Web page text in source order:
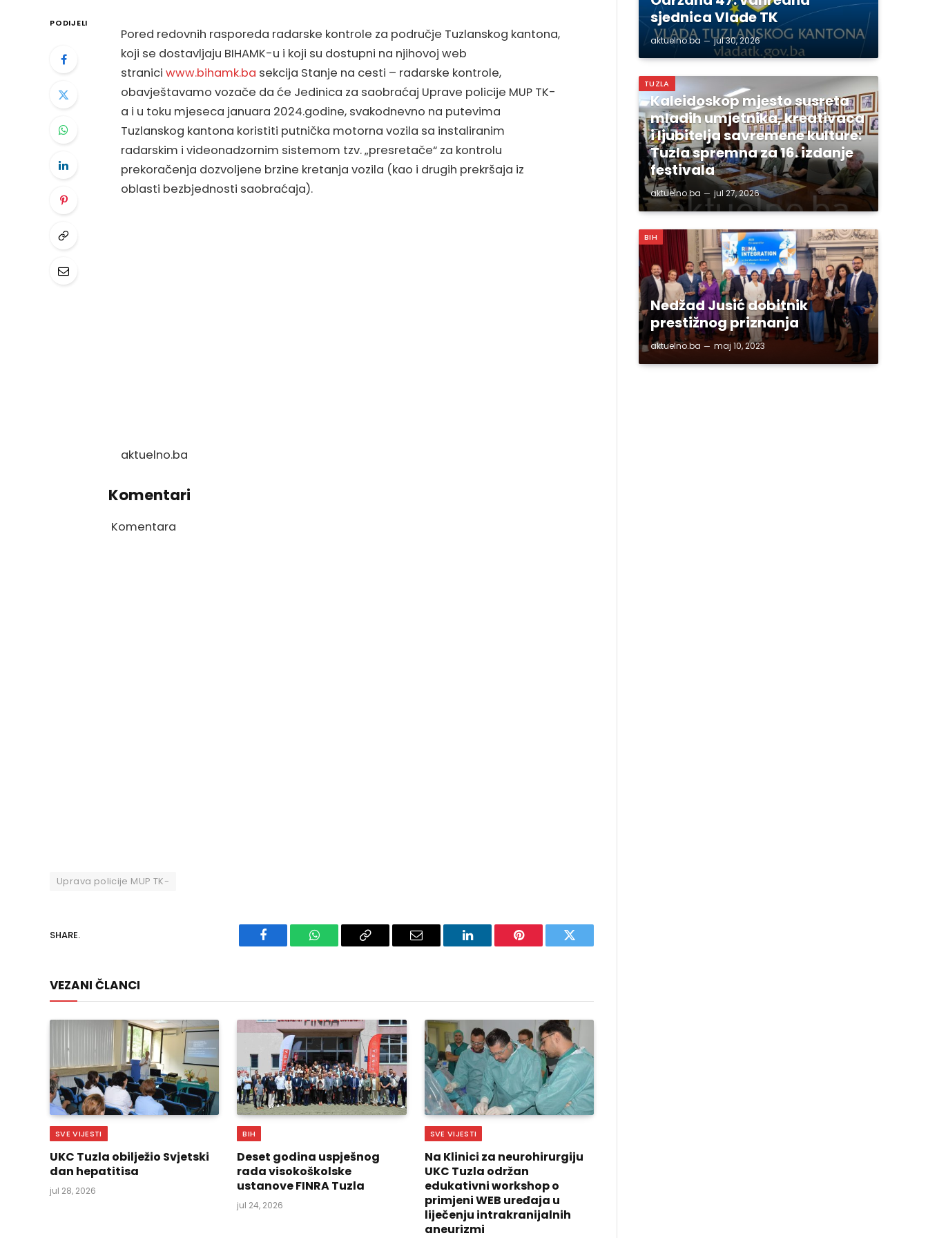
PODIJELI
Pored redovnih rasporeda radarske kontrole za područje Tuzlanskog kantona,
koji se dostavljaju BIHAMK-u i koji su dostupni na njihovoj web
stranici www.bihamk.ba sekcija Stanje na cesti – radarske kontrole,
obavještavamo vozače da će Jedinica za saobraćaj Uprave policije MUP TK-
a i u toku mjeseca januara 2024.godine, svakodnevno na putevima
Tuzlanskog kantona koristiti putnička motorna vozila sa instaliranim
radarskim i videonadzornim sistemom tzv. „presretače“ za kontrolu
prekoračenja dozvoljene brzine kretanja vozila (kao i drugih prekršaja iz
oblasti bezbjednosti saobraćaja).
aktuelno.ba
Komentari
Komentara
Uprava policije MUP TK-
SHARE.
Facebook WhatsAppCopy
Email LinkedIn Pinterest Twitter
VEZANI ČLANCI
SVE VIJESTI
UKC Tuzla obilježio Svjetski
dan hepatitisa
jul 28, 2026
BIH
Deset godina uspješnog
rada visokoškolske
ustanove FINRA Tuzla
jul 24, 2026
SVE VIJESTI
Na Klinici za neurohirurgiju
UKC Tuzla održan
edukativni workshop o
primjeni WEB uređaja u
liječenju intrakranijalnih
aneurizmi
sjednica Vlade TK
aktuelno.ba jul 30, 2026
TUZLA
Kaleidoskop mjesto susreta
mladih umjetnika, kreativaca
i ljubitelja savremene kulture:
Tuzla spremna za 16. izdanje
festivala
aktuelno.ba jul 27, 2026
BIH
Nedžad Jusić dobitnik
prestižnog priznanja
aktuelno.ba maj 10, 2023